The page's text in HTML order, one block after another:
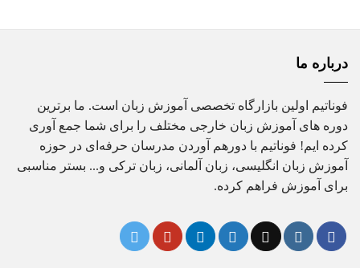
درباره ما
فوناتیم اولین بازارگاه تخصصی آموزش زبان است. ما برترین
دوره های آموزش زبان خارجی مختلف را برای شما جمع آوری
کرده ایم! فوناتیم با دورهم آوردن مدرسان حرفه‌ای در حوزه
آموزش زبان انگلیسی، زبان آلمانی، زبان ترکی و... بستر مناسبی
برای آموزش فراهم کرده.